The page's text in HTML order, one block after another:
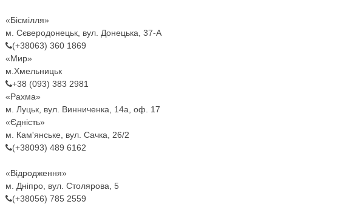
«Бісмілля»
м. Сєверодонецьк, вул. Донецька, 37-А
(+38063) 360 1869
«Мир»
м.Хмельницьк
+38 (093) 383 2981
«Рахма»
м. Луцьк, вул. Винниченка, 14а, оф. 17
«Єдність»
м. Кам'янське, вул. Сачка, 26/2
(+38093) 489 6162
«Відродження»
м. Дніпро, вул. Столярова, 5
(+38056) 785 2559